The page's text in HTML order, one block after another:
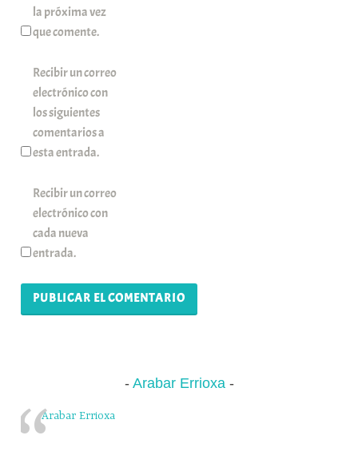
la próxima vez
que comente.
Recibir un correo
electrónico con
los siguientes
comentarios a
esta entrada.
Recibir un correo
electrónico con
cada nueva
entrada.
Arabar Errioxa
Arabar Errioxa